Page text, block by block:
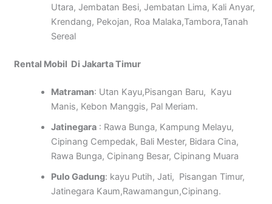
Utara, Jembatan Besi, Jembatan Lima, Kali Anyar,
Krendang, Pekojan, Roa Malaka,Tambora,Tanah
Sereal
Rental Mobil Di Jakarta Timur
Matraman: Utan Kayu,Pisangan Baru, Kayu
Manis, Kebon Manggis, Pal Meriam.
Jatinegara: Rawa Bunga, Kampung Melayu,
Cipinang Cempedak, Bali Mester, Bidara Cina,
Rawa Bunga, Cipinang Besar, Cipinang Muara
Pulo Gadung: kayu Putih, Jati, Pisangan Timur,
Jatinegara Kaum,Rawamangun,Cipinang.